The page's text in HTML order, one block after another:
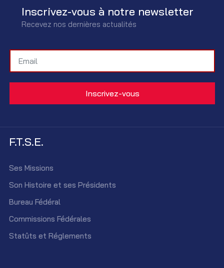
Inscrivez-vous à notre newsletter
Recevez nos dernières actualités
F.T.S.E.
Ses Missions
Son Histoire et ses Présidents
Bureau Fédéral
Commissions Fédérales
Statûts et Réglements